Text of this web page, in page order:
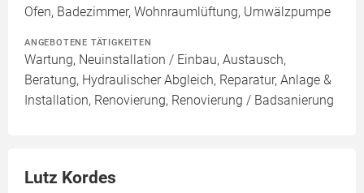
Ofen, Badezimmer, Wohnraumlüftung, Umwälzpumpe
ANGEBOTENE TÄTIGKEITEN
Wartung, Neuinstallation / Einbau, Austausch,
Beratung, Hydraulischer Abgleich, Reparatur, Anlage &
Installation, Renovierung, Renovierung / Badsanierung
Lutz Kordes